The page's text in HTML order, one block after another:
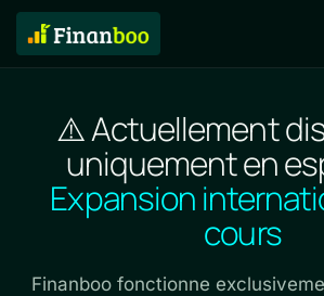
⚠️ Actuellement
uniquement en
Expansion
cours
Finanboo fonctionne